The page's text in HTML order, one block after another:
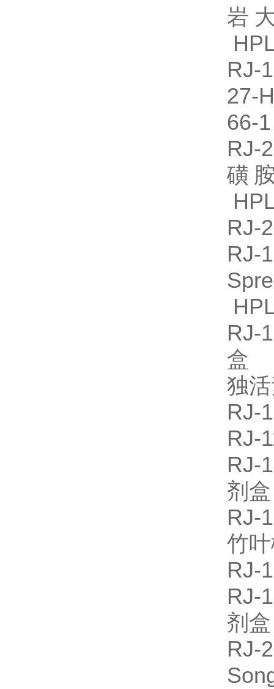
岩
RJ-
27-
66-
RJ-
磺
RJ-
RJ-
RJ-
盒
独
RJ-
RJ-
RJ-
剂
RJ-
竹
RJ-
RJ-
剂
RJ-